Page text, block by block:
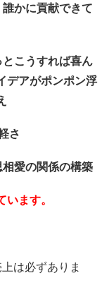
かに貢献できて
こうすれば喜ん
デアがポンポン浮
さ
愛の関係の構築
ます。
は必ずありま